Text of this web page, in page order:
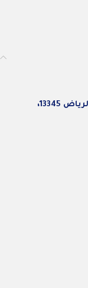
طريق الملك عبدالعزيز، العارض، الرياض 13345،